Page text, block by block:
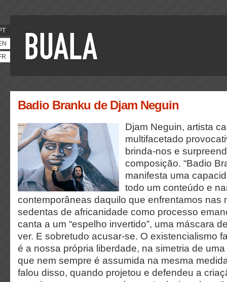
Badio Branku de Djam Neguin
Djam Neguin, artista
multifacetado
brinda-nos e
composição. “Badio
manifesta uma
todo um conteúdo e
contemporâneas daquilo que enfrentamos nas
sedentas de africanidade como processo
canta a um “espelho invertido”, uma máscara
ver. E sobretudo acusar-se. O existencialismo
é a nossa própria liberdade, na simetria de
que nem sempre é assumida na mesma
falou disso, quando projetou e defendeu a